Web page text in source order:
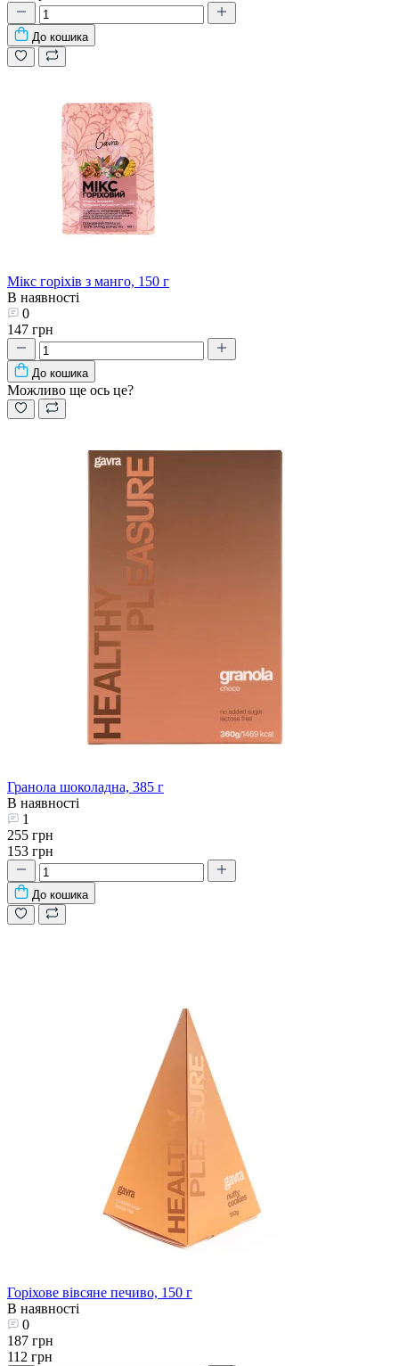
До кошика
Мікс горіхів з манго, 150 г
В наявності
0
147 грн
До кошика
Можливо ще ось це?
Гранола шоколадна, 385 г
В наявності
1
255 грн
153 грн
До кошика
Горіхове вівсяне печиво, 150 г
В наявності
0
187 грн
112 грн